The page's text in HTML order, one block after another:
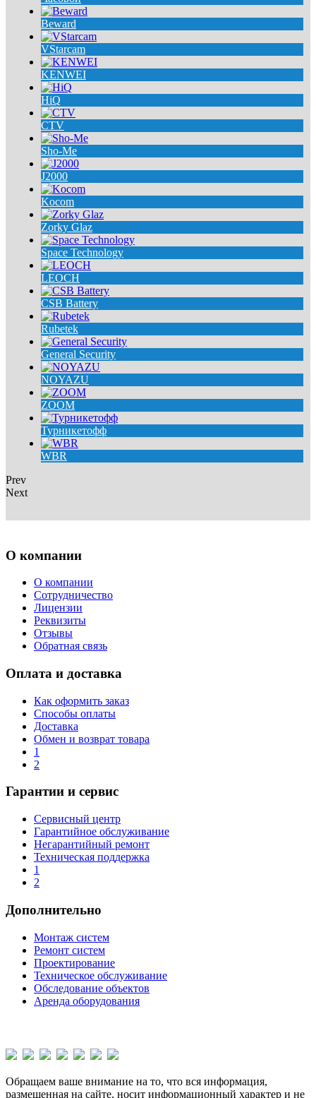
Beward
VStarcam
KENWEI
HiQ
CTV
Sho-Me
J2000
Kocom
Zorky Glaz
Space Technology
LEOCH
CSB Battery
Rubetek
General Security
NOYAZU
ZOOM
Турникетофф
WBR
Prev
Next
О компании
О компании
Сотрудничество
Лицензии
Реквизиты
Отзывы
Обратная связь
Оплата и доставка
Как оформить заказ
Способы оплаты
Доставка
Обмен и возврат товара
1
2
Гарантии и сервис
Сервисный центр
Гарантийное обслуживание
Негарантийный ремонт
Техническая поддержка
1
2
Дополнительно
Монтаж систем
Ремонт систем
Проектирование
Техническое обслуживание
Обследование объектов
Аренда оборудования
Обращаем ваше внимание на то, что вся информация,
размещенная на сайте, носит информационный характер и не